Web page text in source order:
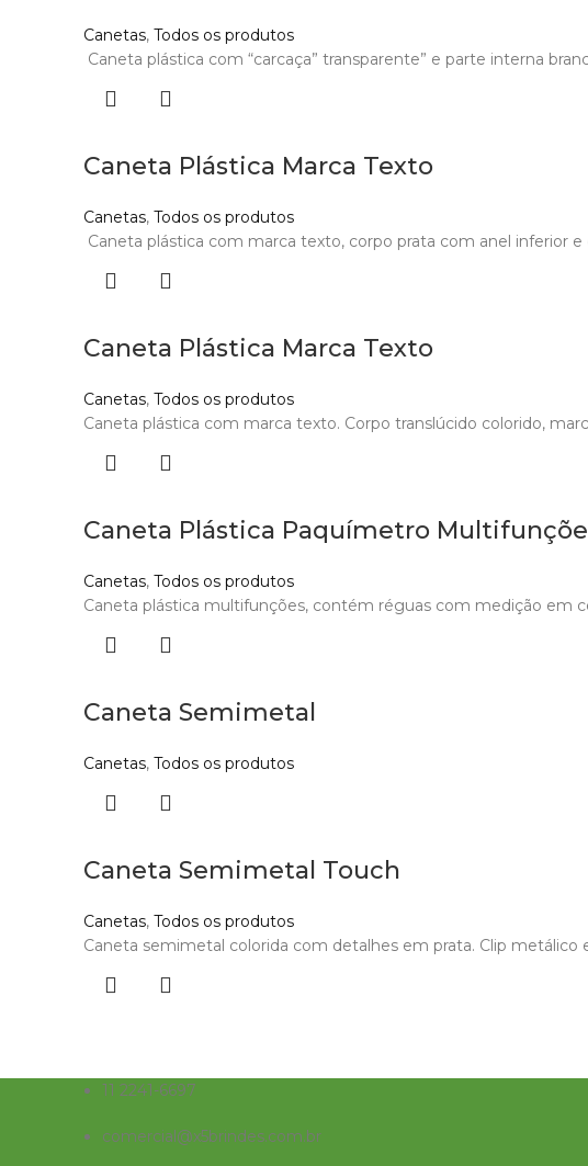
Canetas, Todos os produtos
Caneta plástica com “carcaça” transparente” e parte interna
Caneta Plástica Marca Texto
Canetas, Todos os produtos
Caneta plástica com marca texto, corpo prata com anel inferior
Caneta Plástica Marca Texto
Canetas, Todos os produtos
Caneta plástica com marca texto. Corpo translúcido colorido,
Caneta Plástica Paquímetro
Canetas, Todos os produtos
Caneta plástica multifunções, contém réguas com medição em
Caneta Semimetal
Canetas, Todos os produtos
Caneta Semimetal Touch
Canetas, Todos os produtos
Caneta semimetal colorida com detalhes em prata. Clip
11 2241-6697
comercial@x5brindes.com.br